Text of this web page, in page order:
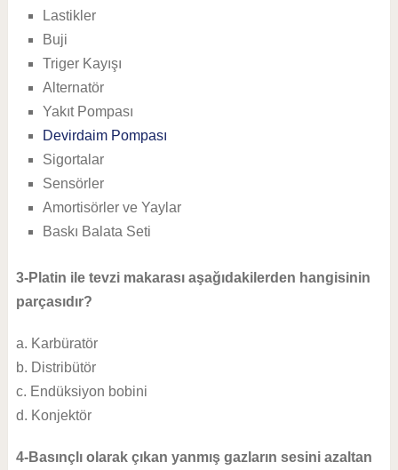
Lastikler
Buji
Triger Kayışı
Alternatör
Yakıt Pompası
Devirdaim Pompası
Sigortalar
Sensörler
Amortisörler ve Yaylar
Baskı Balata Seti
3-Platin ile tevzi makarası aşağıdakilerden hangisinin
parçasıdır?
a. Karbüratör
b. Distribütör
c. Endüksiyon bobini
d. Konjektör
4-Basınçlı olarak çıkan yanmış gazların sesini azaltan